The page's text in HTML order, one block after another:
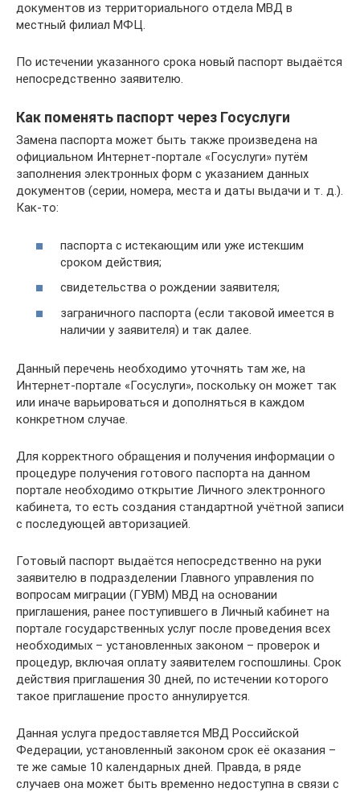
документов из территориального отдела МВД в
местный филиал МФЦ.
По истечении указанного срока новый паспорт выдаётся
непосредственно заявителю.
Как поменять паспорт через Госуслуги
Замена паспорта может быть также произведена на
официальном Интернет-портале «Госуслуги» путём
заполнения электронных форм с указанием данных
документов (серии, номера, места и даты выдачи и т. д.).
Как-то:
паспорта с истекающим или уже истекшим
сроком действия;
свидетельства о рождении заявителя;
заграничного паспорта (если таковой имеется в
наличии у заявителя) и так далее.
Данный перечень необходимо уточнять там же, на
Интернет-портале «Госуслуги», поскольку он может так
или иначе варьироваться и дополняться в каждом
конкретном случае.
Для корректного обращения и получения информации о
процедуре получения готового паспорта на данном
портале необходимо открытие Личного электронного
кабинета, то есть создания стандартной учётной записи
с последующей авторизацией.
Готовый паспорт выдаётся непосредственно на руки
заявителю в подразделении Главного управления по
вопросам миграции (ГУВМ) МВД на основании
приглашения, ранее поступившего в Личный кабинет на
портале государственных услуг после проведения всех
необходимых – установленных законом – проверок и
процедур, включая оплату заявителем госпошлины. Срок
действия приглашения 30 дней, по истечении которого
такое приглашение просто аннулируется.
Данная услуга предоставляется МВД Российской
Федерации, установленный законом срок её оказания –
те же самые 10 календарных дней. Правда, в ряде
случаев она может быть временно недоступна в связи с